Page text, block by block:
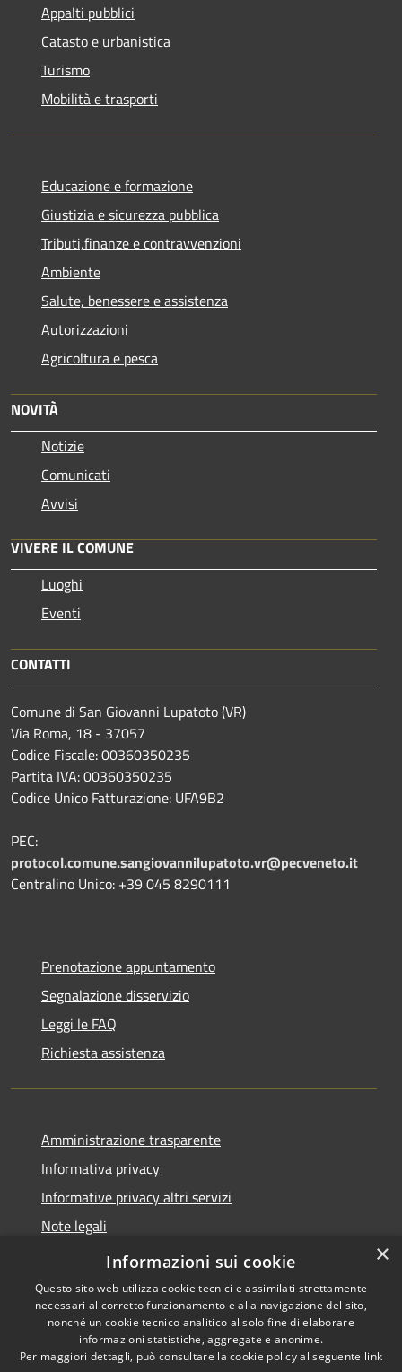
Appalti pubblici
Catasto e urbanistica
Turismo
Mobilità e trasporti
Educazione e formazione
Giustizia e sicurezza pubblica
Tributi,finanze e contravvenzioni
Ambiente
Salute, benessere e assistenza
Autorizzazioni
Agricoltura e pesca
NOVITÀ
Notizie
Comunicati
Avvisi
VIVERE IL COMUNE
Luoghi
Eventi
CONTATTI
Comune di San Giovanni Lupatoto (VR)
Via Roma, 18 - 37057
Codice Fiscale: 00360350235
Partita IVA: 00360350235
Codice Unico Fatturazione: UFA9B2
PEC:
protocol.comune.sangiovannilupatoto.vr@pecveneto.it
Centralino Unico: +39 045 8290111
Prenotazione appuntamento
Segnalazione disservizio
Leggi le FAQ
Richiesta assistenza
Amministrazione trasparente
Informativa privacy
Informative privacy altri servizi
Note legali
Dichiarazione di accessibilità
Accessibilità
Copyright © 2026 • Comune di
San Giovanni Lupatoto •
×
Informazioni sui cookie
Questo sito web utilizza cookie tecnici e assimilati strettamente
necessari al corretto funzionamento e alla navigazione del sito,
nonché un cookie tecnico analitico al solo fine di elaborare
informazioni statistiche, aggregate e anonime.
Per maggiori dettagli, può consultare la cookie policy al seguente link